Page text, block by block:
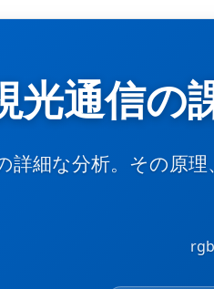
光通信の
詳細な分析。その原